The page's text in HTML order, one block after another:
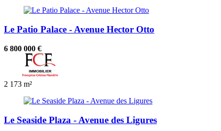
Le Patio Palace - Avenue Hector Otto
6 800 000 €
2 173 m²
Le Seaside Plaza - Avenue des Ligures